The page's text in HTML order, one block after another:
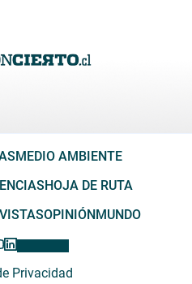
MEDIO AMBIENTE
HOJA DE RUTA
OPINIÓNMUNDO
Privacidad